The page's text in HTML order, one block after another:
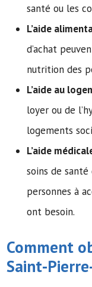
santé ou les
L’aide
d’achat
nutrition des
L’aide au
loyer ou de
logements
L’aide
soins de
personnes à
ont besoin.
Comment
Saint-